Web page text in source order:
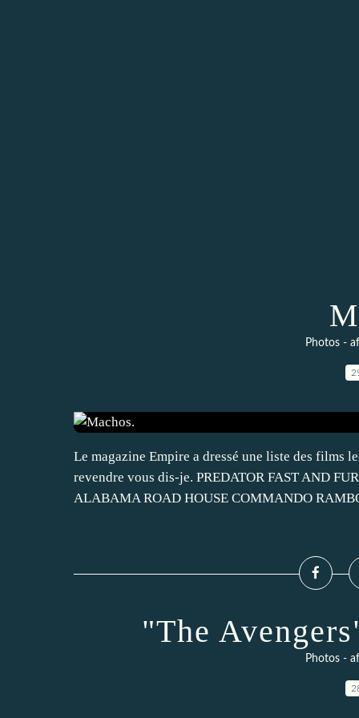
Photos -
Le magazine Empire a dressé une liste des films
revendre vous dis-je. PREDATOR FAST AND
ALABAMA ROAD HOUSE COMMANDO
"The
Photos -